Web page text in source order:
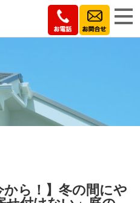
から！】冬の間にや